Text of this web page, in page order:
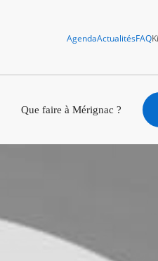
AgendaActualitésFAQ
Que faire à Mérignac ?